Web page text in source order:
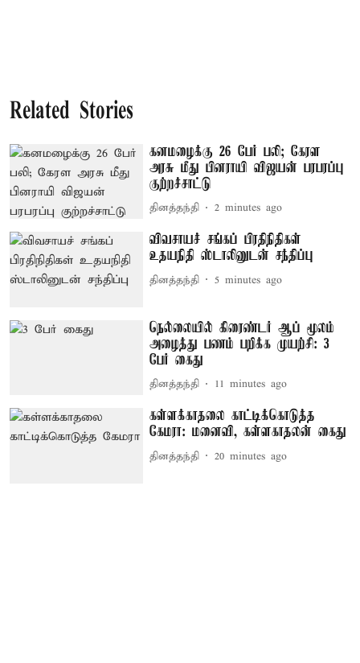
Related Stories
கனமழைக்கு 26 பேர் பலி; கேரள
அரசு மீது பினராயி விஜயன் பரபரப்பு
குற்றச்சாட்டு
தினத்தந்தி 2 minutes ago
விவசாயச் சங்கப் பிரதிநிதிகள்
உதயநிதி ஸ்டாலினுடன் சந்திப்பு
தினத்தந்தி 5 minutes ago
நெல்லையில் கிரைண்டர் ஆப் மூலம்
அழைத்து பணம் பறிக்க முயற்சி: 3
பேர் கைது
தினத்தந்தி 11 minutes ago
கள்ளக்காதலை காட்டிக்கொடுத்த
கேமரா: மனைவி, கள்ளகாதலன் கைது
தினத்தந்தி 20 minutes ago